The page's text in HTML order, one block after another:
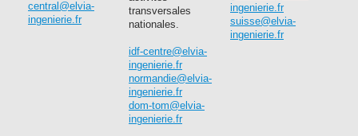
central@elvia-
ingenierie.fr
transversales
nationales.
idf-centre@elvia-
ingenierie.fr
normandie@elvia-
ingenierie.fr
dom-tom@elvia-
ingenierie.fr
ingenierie.fr
suisse@elvia-
ingenierie.fr